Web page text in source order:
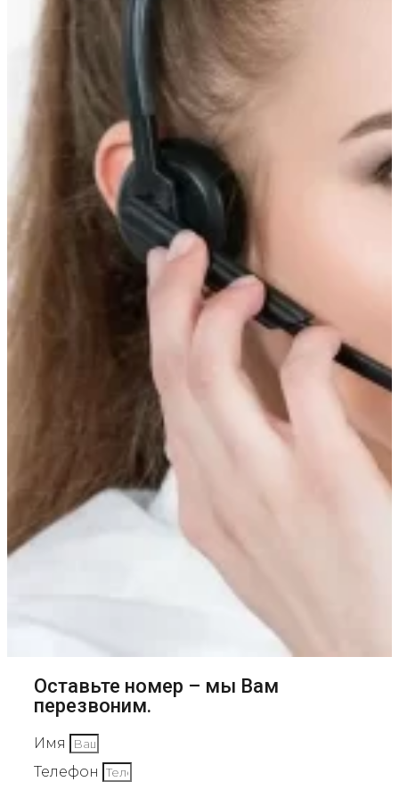
Оставьте номер – мы Вам
перезвоним.
Имя
Телефон